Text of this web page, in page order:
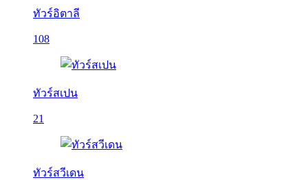
ทัวร์อิตาลี
108
ทัวร์สเปน
21
ทัวร์สวีเดน